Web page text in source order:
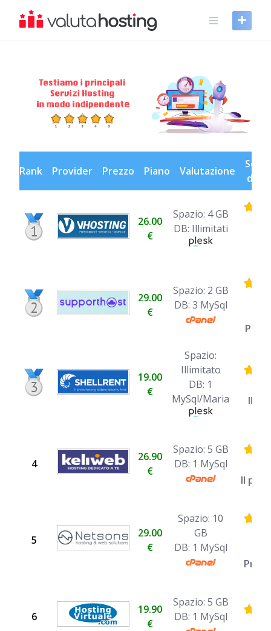
Rank Provider Prezzo Piano Valutazione
di
26.00
€
Spazio: 4 GB
DB: Illimitati
29.00
€
Spazio: 2 GB
DB: 3 MySql
19.00
€
Spazio:
Illimitato
DB: 1
MySql/Maria
Il
4
26.90
€
Spazio: 5 GB
DB: 1 MySql
Il più
5
29.00
€
Spazio: 10
GB
DB: 1 MySql
6
19.90
€
Spazio: 5 GB
DB: 1 MySql